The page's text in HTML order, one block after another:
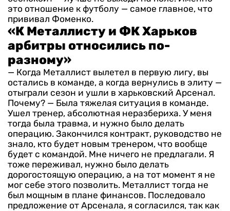
это отношение к футболу — самое главное, что
прививал Фоменко.
«К Металлисту и ФК Харьков
арбитры относились по-
разному»
— Когда Металлист вылетел в первую лигу, вы
остались в команде, а когда вернулись в элиту —
отыграли сезон и ушли в харьковский Арсенал.
Почему? — Была тяжелая ситуация в команде.
Ушел тренер, абсолютная неразбериха. У меня
тогда была травма, и нужно было делать
операцию. Закончился контракт, руководство не
знало, кто будет новым тренером, что вообще
будет с командой. Мне ничего не предлагали. Я
тоже переживал, нужно было делать
дорогостоящую операцию, а на тот момент я не
мог себе этого позволить. Металлист тогда не
был мощным в плане финансов. Последовало
предложение от Арсенала, я согласился, так как